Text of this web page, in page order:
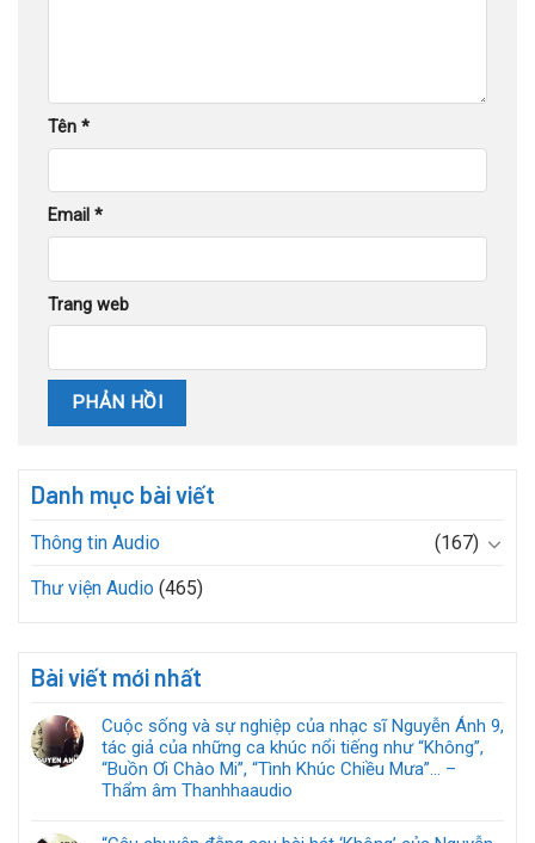
Tên *
Email *
Trang web
Danh mục bài viết
Thông tin Audio
(167)
Thư viện Audio (465)
Bài viết mới nhất
Cuộc sống và sự nghiệp của nhạc sĩ Nguyễn Ánh 9,
tác giả của những ca khúc nổi tiếng như “Không”,
“Buồn Ơi Chào Mi”, “Tình Khúc Chiều Mưa”… –
Thẩm âm Thanhhaaudio